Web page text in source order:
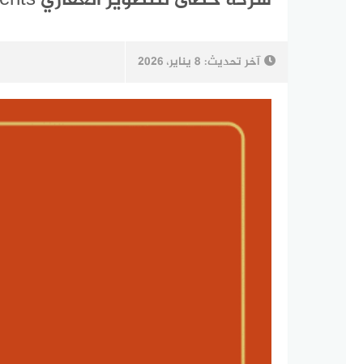
آخر تحديث: 8 يناير، 2026